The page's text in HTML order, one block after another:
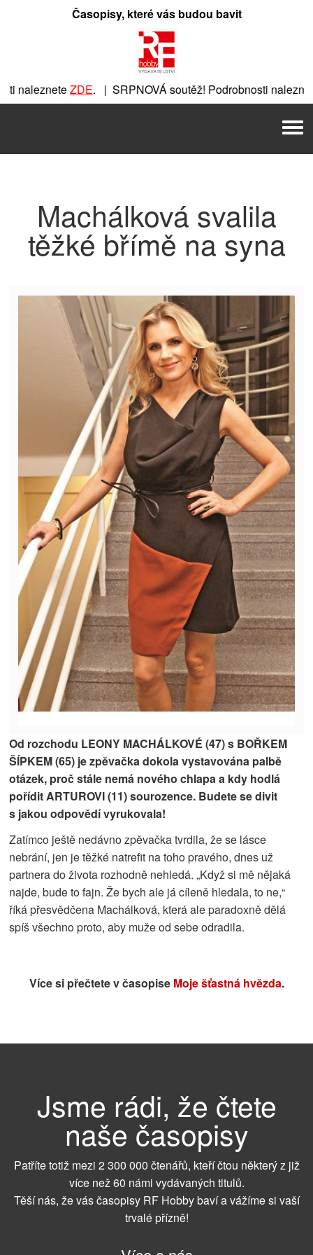
Časopisy, které vás budou bavit
nalezneteZDE. | SRPNOVÁ soutěž! Podrobnosti naleznete
. |
Machálková svalila
těžké břímě na syna
Od rozchodu LEONY MACHÁLKOVÉ (47) s BOŘKEM
ŠÍPKEM (65) je zpěvačka dokola vystavována palbě
otázek, proč stále nemá nového chlapa a kdy hodlá
pořídit ARTUROVI (11) sourozence. Budete se divit
s jakou odpovědí vyrukovala!
Zatímco ještě nedávno zpěvačka tvrdila, že se lásce
nebrání, jen je těžké natrefit na toho pravého, dnes už
partnera do života rozhodně nehledá. „Když si mě nějaká
najde, bude to fajn. Že bych ale já cíleně hledala, to ne,“
říká přesvědčena Machálková, která ale paradoxně dělá
spíš všechno proto, aby muže od sebe odradila.
Více si přečtete v časopise Moje šťastná hvězda.
Jsme rádi, že čtete
naše časopisy
Patříte totiž mezi 2 300 000 čtenářů, kteří čtou některý z již
více než 60 námi vydávaných titulů.
Těší nás, že vás časopisy RF Hobby baví a vážíme si vaší
trvalé přízně!